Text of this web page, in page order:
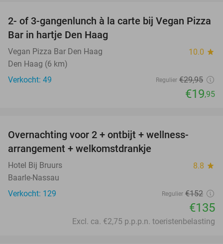
33%
2- of 3-gangenlunch à la carte bij Vegan Pizza
Bar in hartje Den Haag
Vegan Pizza Bar Den Haag 10.0 star
Den Haag (6 km)
Verkocht: 49
Regulier €29,95
€19,95
Overnachting voor 2 + ontbijt + wellness-
arrangement + welkomstdrankje
Hotel Bij Bruurs 8.8 star
Baarle-Nassau
Verkocht: 129
Regulier €152
€135
Excl. ca. €2,75 p.p.p.n. toeristenbelasting